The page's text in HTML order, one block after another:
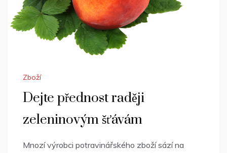
Zboží
Dejte přednost raději
zeleninovým šťávám
Mnozí výrobci potravinářského zboží sází na